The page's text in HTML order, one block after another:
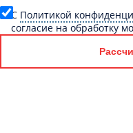
C Политикой
согласие на обработку